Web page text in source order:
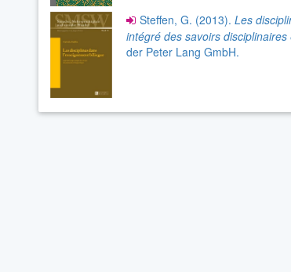
Steffen, G. (2013).Les
intégré des savoirs
der Peter Lang GmbH.